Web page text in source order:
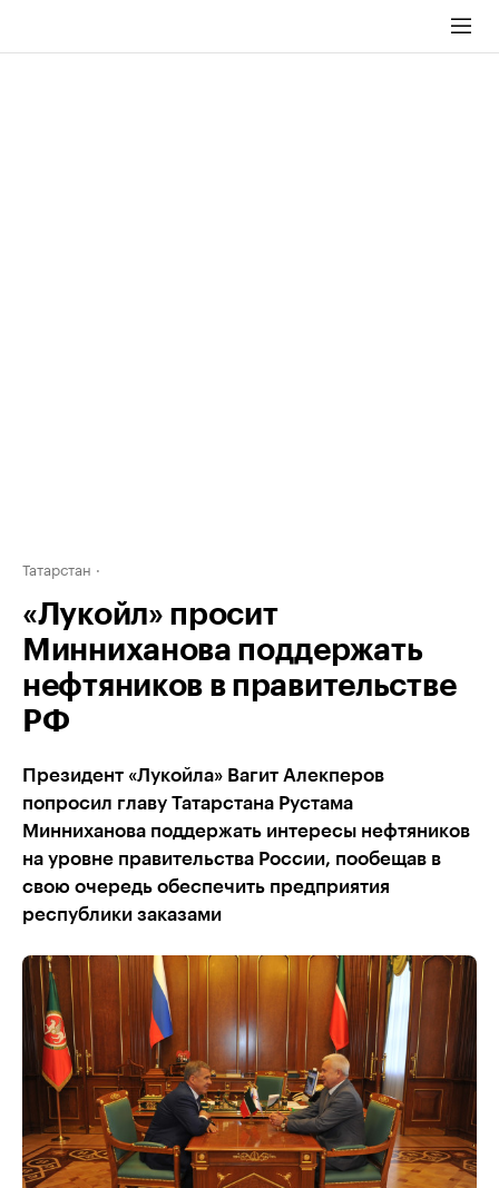
Татарстан
«Лукойл» просит
Минниханова поддержать
нефтяников в правительстве
РФ
Президент «Лукойла» Вагит Алекперов
попросил главу Татарстана Рустама
Минниханова поддержать интересы нефтяников
на уровне правительства России, пообещав в
свою очередь обеспечить предприятия
республики заказами